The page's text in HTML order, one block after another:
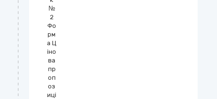
№
2
Фо
рм
а Ц
іно
ва
пр
оп
оз
иці